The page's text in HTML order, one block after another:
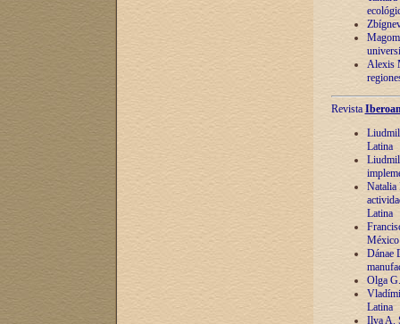
Alexis
Revista
Latina
Natalia
Latina
México
Dánae
Olga
Latina
Ilya A.